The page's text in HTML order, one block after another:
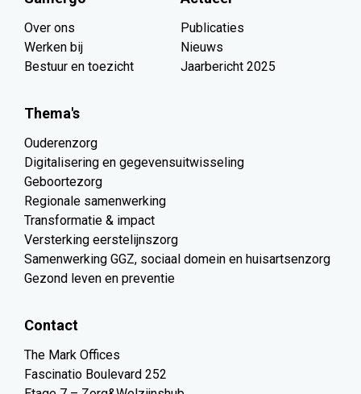
Over ons
Werken bij
Bestuur en toezicht
Publicaties
Nieuws
Jaarbericht 2025
Thema's
Ouderenzorg
Digitalisering en gegevensuitwisseling
Geboortezorg
Regionale samenwerking
Transformatie & impact
Versterking eerstelijnszorg
Samenwerking GGZ, sociaal domein en huisartsenzorg
Gezond leven en preventie
Contact
The Mark Offices
Fascinatio Boulevard 252